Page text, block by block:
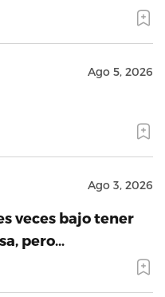
Ago 5, 2026
Ago 3, 2026
veces bajo tener
pero…